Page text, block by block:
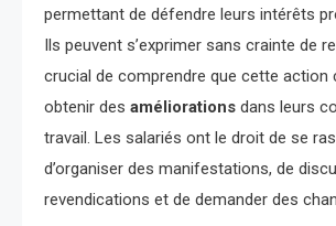
permettant de défendre leurs intérêts
Ils peuvent s’exprimer sans crainte de
crucial de comprendre que cette action
obtenir des améliorations dans leurs
travail. Les salariés ont le droit de se
d’organiser des manifestations, de
revendications et de demander des